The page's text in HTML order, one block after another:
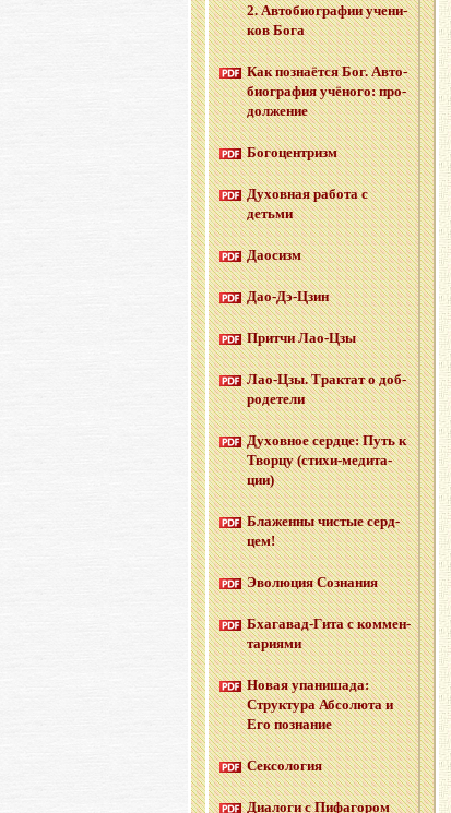
2. Ав­то­био­гра­фии уче­ни­
ков Бога
Как по­зна­ёт­ся Бог. Ав­то­
био­гра­фия учё­но­го: про­
дол­же­ние
Бо­го­цен­тризм
Ду­хов­ная ра­бо­та с
детьми
Дао­сизм
Дао-Дэ-Цзин
Прит­чи Лао-Цзы
Лао-Цзы. Трак­тат о доб­
ро­де­те­ли
Ду­хов­ное серд­це: Путь к
Твор­цу (сти­хи-ме­ди­та­
ции)
Бла­жен­ны чи­стые серд­
цем!
Эво­лю­ция Со­зна­ния
Бха­га­вад-Ги­та с ком­мен­
та­ри­я­ми
Новая упа­ни­ша­да:
Струк­ту­ра Аб­со­лю­та и
Его по­зна­ние
Сек­со­ло­гия
Диа­ло­ги с Пи­фа­го­ром